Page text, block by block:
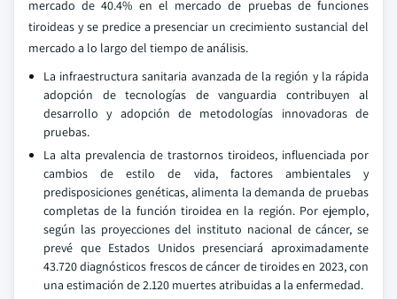
mercado de 40.4% en el mercado de pruebas de funciones
tiroideas y se predice a presenciar un crecimiento sustancial del
mercado a lo largo del tiempo de análisis.
La infraestructura sanitaria avanzada de la región y la rápida
adopción de tecnologías de vanguardia contribuyen al
desarrollo y adopción de metodologías innovadoras de
pruebas.
La alta prevalencia de trastornos tiroideos, influenciada por
cambios de estilo de vida, factores ambientales y
predisposiciones genéticas, alimenta la demanda de pruebas
completas de la función tiroidea en la región. Por ejemplo,
según las proyecciones del instituto nacional de cáncer, se
prevé que Estados Unidos presenciará aproximadamente
43.720 diagnósticos frescos de cáncer de tiroides en 2023, con
una estimación de 2.120 muertes atribuidas a la enfermedad.